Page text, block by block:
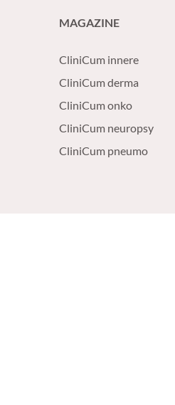
MAGAZINE
CliniCum innere
CliniCum derma
CliniCum onko
CliniCum neuropsy
CliniCum pneumo